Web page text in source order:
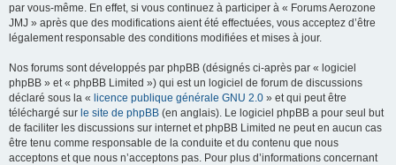
par vous-même. En effet, si vous continuez à participer à « Forums Aerozone
JMJ » après que des modifications aient été effectuées, vous acceptez d’être
légalement responsable des conditions modifiées et mises à jour.
Nos forums sont développés par phpBB (désignés ci-après par « logiciel
phpBB » et « phpBB Limited ») qui est un logiciel de forum de discussions
déclaré sous la « licence publique générale GNU 2.0 » et qui peut être
téléchargé sur le site de phpBB (en anglais). Le logiciel phpBB a pour seul but
de faciliter les discussions sur internet et phpBB Limited ne peut en aucun cas
être tenu comme responsable de la conduite et du contenu que nous
acceptons et que nous n’acceptons pas. Pour plus d’informations concernant